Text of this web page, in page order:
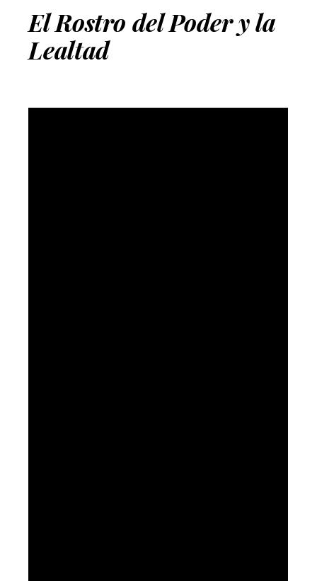
El Rostro del Poder y la
Lealtad